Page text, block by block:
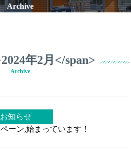
Archive
年2月</span>
Archive
お知らせ
ーン,始まっています！